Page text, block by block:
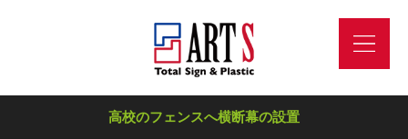
高校のフェンスへ横断幕の設置